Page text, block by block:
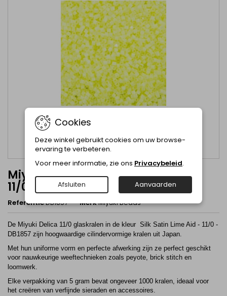
Miyuki Delica Silk Satin Lime Aid -
11/0 - DB1857
ReferentieDB1857 MerkMiyuki Beads
De Miyuki Delica 11/0 glaskralen in de kleur Silk Satin Lime Aid - 11/0 -
DB1857 zijn hoogwaardige cilindervormige kralen uit Japan.
Met hun uniforme vorm en perfecte afwerking zijn ze perfect geschikt
voor nauwkeurige weeftechnieken zoals peyote, brick stitch en
loomwerk.
Elke verpakking van 5 gram bevat ongeveer 1000 kralen, ideaal voor
het creëren van verfijnde sieraden en accessoires.
Cookies
Deze winkel gebruikt cookies om uw browse-
ervaring te verbeteren.
Voor meer informatie, zie ons Privacybeleid.
Afsluiten Aanvaarden